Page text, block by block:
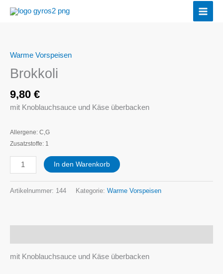
Inhalt
Warme Vorspeisen
Brokkoli
9,80 €
mit Knoblauchsauce und Käse überbacken
Allergene: C,G
Zusatzstoffe: 1
Brokkoli
Menge
In den Warenkorb
Artikelnummer: 144 Kategorie: Warme Vorspeisen
mit Knoblauchsauce und Käse überbacken